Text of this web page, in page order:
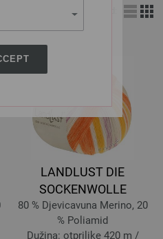
LANDLUST DIE
SOCKENWOLLE
80 % Djevicavuna Merino, 20
% Poliamid
Dužina: otprilike 420 m /